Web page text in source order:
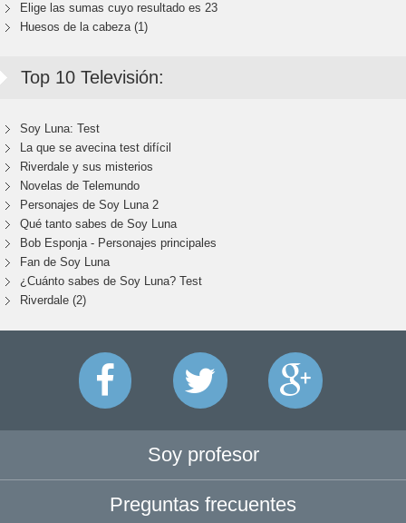
Elige las sumas cuyo resultado es 23
Huesos de la cabeza (1)
Top 10 Televisión:
Soy Luna: Test
La que se avecina test difícil
Riverdale y sus misterios
Novelas de Telemundo
Personajes de Soy Luna 2
Qué tanto sabes de Soy Luna
Bob Esponja - Personajes principales
Fan de Soy Luna
¿Cuánto sabes de Soy Luna? Test
Riverdale (2)
Soy profesor
Preguntas frecuentes